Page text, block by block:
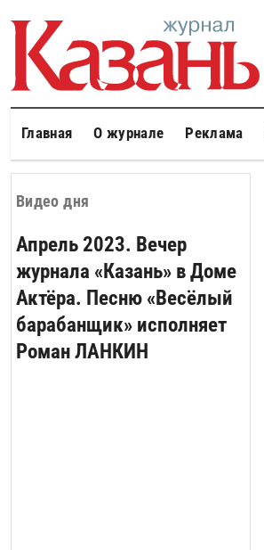
Главная О журнале Реклама
Видео дня
Апрель 2023. Вечер
журнала «Казань» в Доме
Актёра. Песню «Весёлый
барабанщик» исполняет
Роман ЛАНКИН